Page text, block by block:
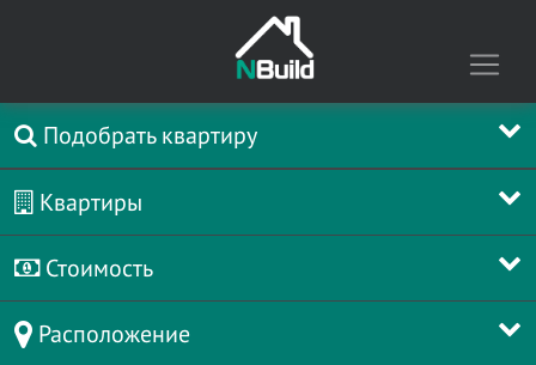
Подобрать квартиру
Квартиры
Стоимость
Расположение